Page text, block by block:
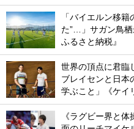
「バイエルン移
た”…」サガン鳥
ふるさと納税』
世界の頂点に君臨
ブレイセンと日本
学ぶこと」《ケイ
《ラグビー界と